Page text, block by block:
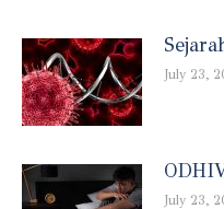
July 23,
July 23,